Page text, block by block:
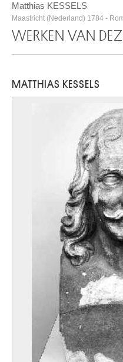
Matthias KESSELS
Maastricht (Nederland) 1784 -
WERKEN VAN
MATTHIAS KESSELS